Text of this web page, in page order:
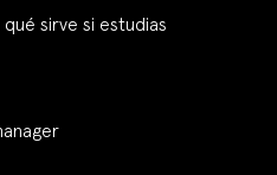
qué sirve si estudias